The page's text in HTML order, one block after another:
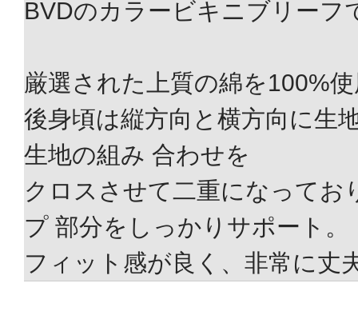
BVDのカラービキニブリーフ
厳選された上質の綿を100%
後身頃は縦方向と横方向に生
生地の組み 合わせを
クロスさせて二重になってお
プ 部分をしっかりサポート。
フィット感が良く、非常に丈